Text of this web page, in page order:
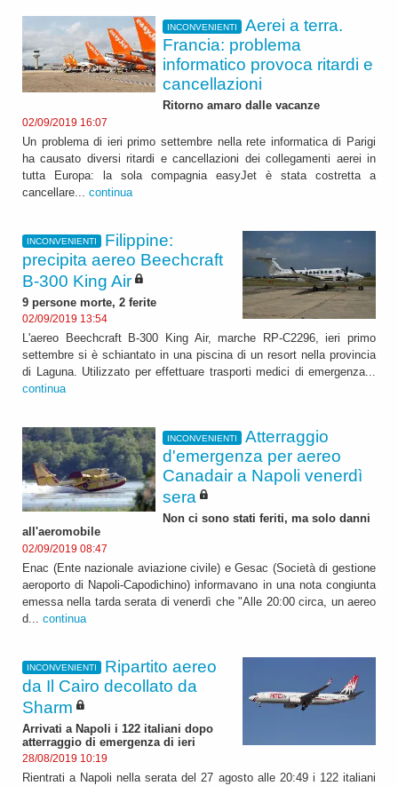
INCONVENIENTI
Aerei a terra.
Francia: problema
informatico provoca ritardi e
cancellazioni
Ritorno amaro dalle vacanze
02/09/2019 16:07
Un problema di ieri primo settembre nella rete informatica di Parigi
ha causato diversi ritardi e cancellazioni dei collegamenti aerei in
tutta Europa: la sola compagnia easyJet è stata costretta a
cancellare... continua
INCONVENIENTI
Filippine:
precipita aereo Beechcraft
B-300 King Air
9 persone morte, 2 ferite
02/09/2019 13:54
L'aereo Beechcraft B-300 King Air, marche RP-C2296, ieri primo
settembre si è schiantato in una piscina di un resort nella provincia
di Laguna. Utilizzato per effettuare trasporti medici di emergenza...
continua
INCONVENIENTI
Atterraggio
d'emergenza per aereo
Canadair a Napoli venerdì
sera
Non ci sono stati feriti, ma solo danni
all'aeromobile
02/09/2019 08:47
Enac (Ente nazionale aviazione civile) e Gesac (Società di gestione
aeroporto di Napoli-Capodichino) informavano in una nota congiunta
emessa nella tarda serata di venerdì che "Alle 20:00 circa, un aereo
d... continua
INCONVENIENTI
Ripartito aereo
da Il Cairo decollato da
Sharm
Arrivati a Napoli i 122 italiani dopo
atterraggio di emergenza di ieri
28/08/2019 10:19
Rientrati a Napoli nella serata del 27 agosto alle 20:49 i 122 italiani